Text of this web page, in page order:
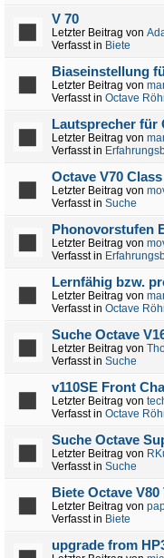
V 70
Letzter Beitrag von
Verfasst in Biete
Biaseinstellung
Letzter Beitrag von
Verfasst in Octave
Lautsprecher für
Letzter Beitrag von
Verfasst in
Octave V70
Letzter Beitrag von
Verfasst in Suche
Phonovorstufen
Letzter Beitrag von
Verfasst in
Lernfähig bzw.
Letzter Beitrag von
Verfasst in Octave
Suche Octave
Letzter Beitrag von
Verfasst in Suche
v110SE Front
Letzter Beitrag von
Verfasst in Octave
Suche Octave
Letzter Beitrag von
Verfasst in Suche
Biete Octave V80
Letzter Beitrag von
Verfasst in Biete
upgrade from